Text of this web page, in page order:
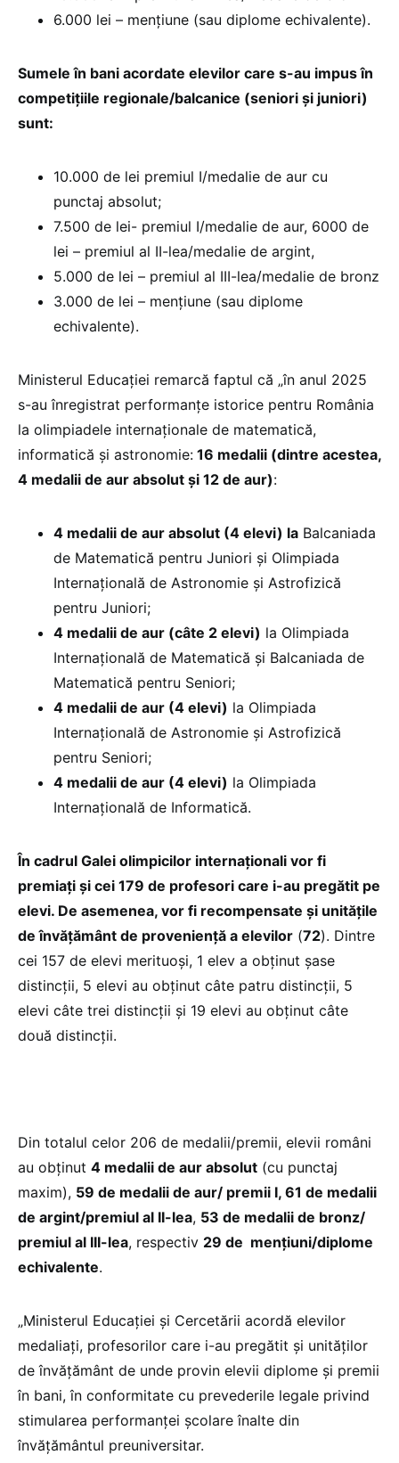
6.000 lei – mențiune (sau diplome echivalente).
Sumele în bani acordate elevilor care s-au impus în
competițiile regionale/balcanice (seniori și juniori)
sunt:
10.000 de lei premiul I/medalie de aur cu
punctaj absolut;
7.500 de lei- premiul I/medalie de aur, 6000 de
lei – premiul al II-lea/medalie de argint,
5.000 de lei – premiul al III-lea/medalie de bronz
3.000 de lei – mențiune (sau diplome
echivalente).
Ministerul Educației remarcă faptul că „în anul 2025
s-au înregistrat performanțe istorice pentru România
la olimpiadele internaționale de matematică,
informatică și astronomie: 16 medalii (dintre acestea,
4 medalii de aur absolut și 12 de aur):
4 medalii de aur absolut (4 elevi) la Balcaniada
de Matematică pentru Juniori și Olimpiada
Internațională de Astronomie și Astrofizică
pentru Juniori;
4 medalii de aur (câte 2 elevi) la Olimpiada
Internațională de Matematică și Balcaniada de
Matematică pentru Seniori;
4 medalii de aur (4 elevi) la Olimpiada
Internațională de Astronomie și Astrofizică
pentru Seniori;
4 medalii de aur (4 elevi) la Olimpiada
Internațională de Informatică.
În cadrul Galei olimpicilor internaționali vor fi
premiați și cei 179 de profesori care i-au pregătit pe
elevi. De asemenea, vor fi recompensate și unitățile
de învățământ de proveniență a elevilor (72). Dintre
cei 157 de elevi merituoși, 1 elev a obținut șase
distincții, 5 elevi au obținut câte patru distincții, 5
elevi câte trei distincții și 19 elevi au obținut câte
două distincții.
Din totalul celor 206 de medalii/premii, elevii români
au obținut 4 medalii de aur absolut (cu punctaj
maxim), 59 de medalii de aur/ premii I, 61 de medalii
de argint/premiul al II-lea, 53 de medalii de bronz/
premiul al III-lea, respectiv 29 de mențiuni/diplome
echivalente.
„Ministerul Educației și Cercetării acordă elevilor
medaliați, profesorilor care i-au pregătit și unităților
de învățământ de unde provin elevii diplome și premii
în bani, în conformitate cu prevederile legale privind
stimularea performanței școlare înalte din
învățământul preuniversitar.